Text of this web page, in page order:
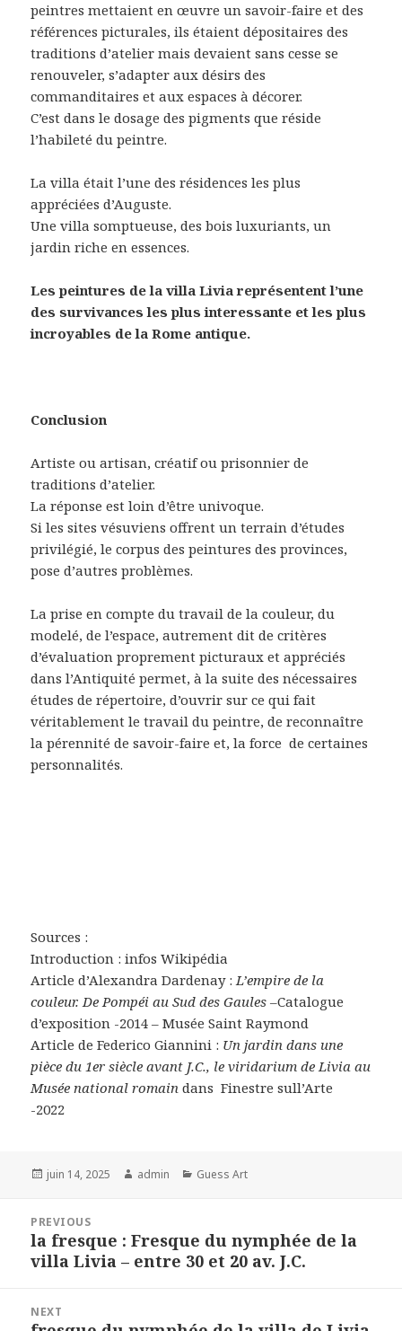
peintres mettaient en œuvre un savoir-faire et des
références picturales, ils étaient dépositaires des
traditions d’atelier mais devaient sans cesse se
renouveler, s’adapter aux désirs des
commanditaires et aux espaces à décorer.
C’est dans le dosage des pigments que réside
l’habileté du peintre.
La villa était l’une des résidences les plus
appréciées d’Auguste.
Une villa somptueuse, des bois luxuriants, un
jardin riche en essences.
Les peintures de la villa Livia représentent l’une
des survivances les plus interessante et les plus
incroyables de la Rome antique.
Conclusion
Artiste ou artisan, créatif ou prisonnier de
traditions d’atelier.
La réponse est loin d’être univoque.
Si les sites vésuviens offrent un terrain d’études
privilégié, le corpus des peintures des provinces,
pose d’autres problèmes.
La prise en compte du travail de la couleur, du
modelé, de l’espace, autrement dit de critères
d’évaluation proprement picturaux et appréciés
dans l’Antiquité permet, à la suite des nécessaires
études de répertoire, d’ouvrir sur ce qui fait
véritablement le travail du peintre, de reconnaître
la pérennité de savoir-faire et, la force de certaines
personnalités.
Sources :
Introduction : infos Wikipédia
Article d’Alexandra Dardenay :L’empire de la
couleur. De Pompéi au Sud des Gaules –Catalogue
d’exposition -2014 – Musée Saint Raymond
Article de Federico Giannini : Un jardin dans une
pièce du 1er siècle avant J.C., le viridarium de Livia au
Musée national romaindans Finestre sull’Arte
-2022
Posted
juin 14, 2025 Author
admin Categories
Guess Art
l’article
PREVIOUS
Previous
post:
la fresque : Fresque du nymphée de la
villa Livia – entre 30 et 20 av. J.C.
NEXT